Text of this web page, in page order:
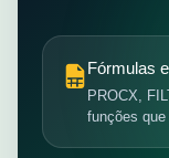
Fórmulas
PROCX,
funções